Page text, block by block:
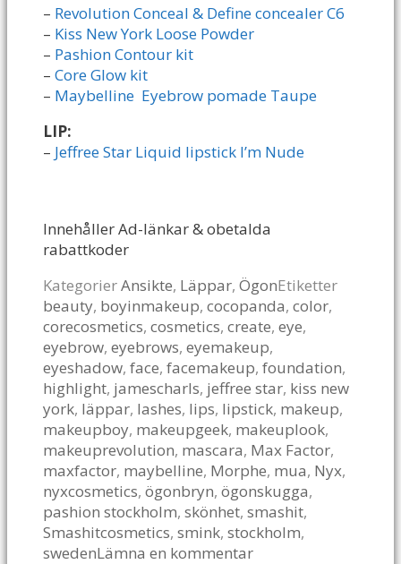
– Revolution Conceal & Define concealer C6
– Kiss New York Loose Powder
– Pashion Contour kit
– Core Glow kit
– Maybelline Eyebrow pomade Taupe
LIP:
– Jeffree Star Liquid lipstick I’m Nude
Innehåller Ad-länkar & obetalda
rabattkoder
KategorierAnsikte, Läppar, ÖgonEtiketter
beauty, boyinmakeup, cocopanda, color,
corecosmetics, cosmetics, create, eye,
eyebrow, eyebrows, eyemakeup,
eyeshadow, face, facemakeup, foundation,
highlight, jamescharls, jeffree star, kiss new
york, läppar, lashes, lips, lipstick, makeup,
makeupboy, makeupgeek, makeuplook,
makeuprevolution, mascara, Max Factor,
maxfactor, maybelline, Morphe, mua, Nyx,
nyxcosmetics, ögonbryn, ögonskugga,
pashion stockholm, skönhet, smashit,
Smashitcosmetics, smink, stockholm,
swedenLämna en kommentar